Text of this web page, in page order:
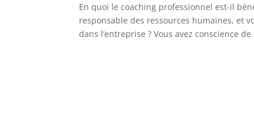
En quoi le coaching professionnel est-il
responsable des ressources humaines, et
dans l’entreprise ? Vous avez conscience de